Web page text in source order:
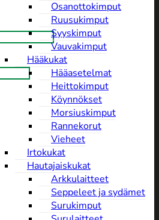
Osanottokimput
Ruusukimput
Syyskimput
Vauvakimput
Hääkukat
Hääasetelmat
Heittokimput
Köynnökset
Morsiuskimput
Rannekorut
Vieheet
Irtokukat
Hautajaiskukat
Arkkulaitteet
Seppeleet ja sydämet
Surukimput